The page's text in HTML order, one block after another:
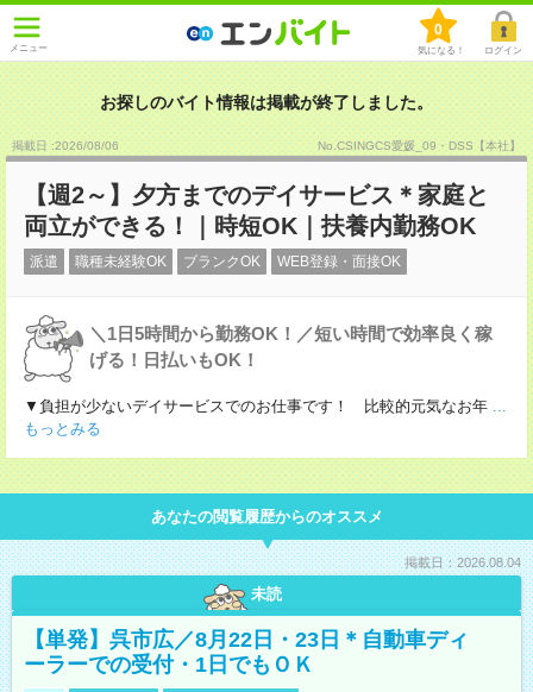
メニュー
0
気になる！ ログイン
お探しのバイト情報は掲載が終了しました。
掲載日 :2026/08/06 No.CSINGCS愛媛_09・DSS【本社】
【週2～】夕方までのデイサービス＊家庭と
両立ができる！｜時短OK｜扶養内勤務OK
派遣 職種未経験OK ブランクOK WEB登録・面接OK
＼1日5時間から勤務OK！／短い時間で効率良く稼
げる！日払いもOK！
▼負担が少ないデイサービスでのお仕事です！ 比較的元気なお年 ...
もっとみる
あなたの閲覧履歴からのオススメ
掲載日：2026.08.04
未読
【単発】呉市広／8月22日・23日＊自動車ディ
ーラーでの受付・1日でもＯＫ